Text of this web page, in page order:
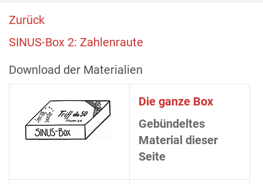
Zurück
SINUS-Box 2: Zahlenraute
Download der Materialien
Die ganze Box
Gebündeltes
Material dieser
Seite